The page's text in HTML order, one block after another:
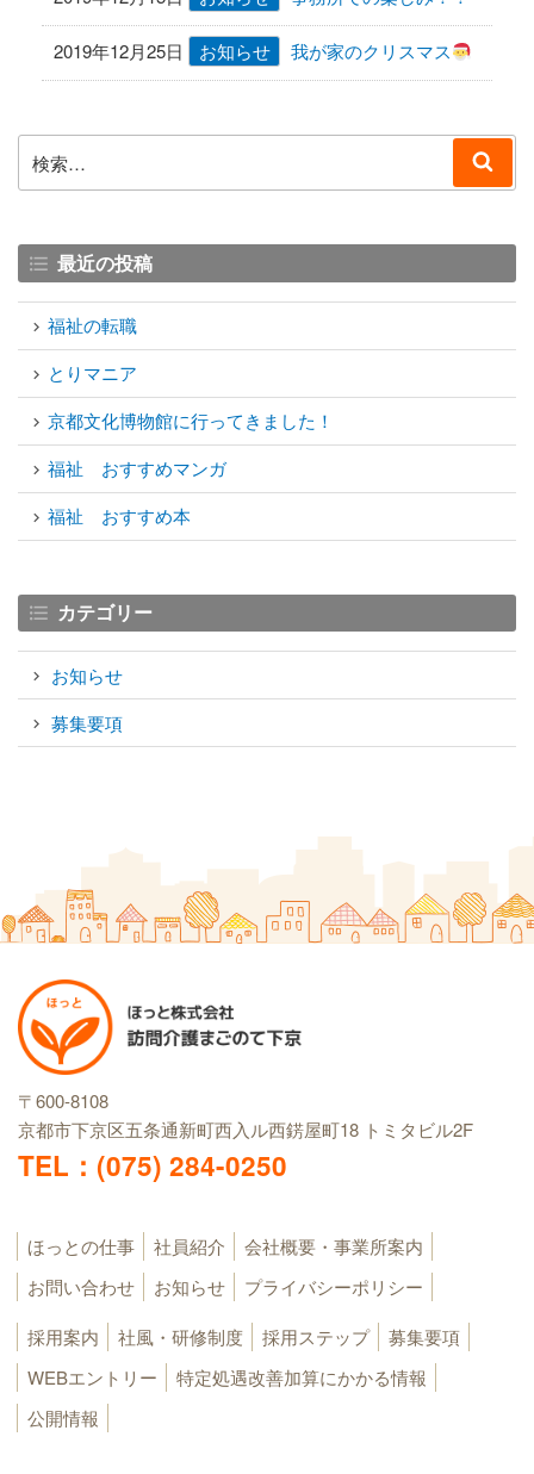
2019年12月25日 お知らせ 我が家のクリスマス
索:
索
最近の投稿
福祉の転職
とりマニア
京都文化博物館に行ってきました！
福祉 おすすめマンガ
福祉 おすすめ本
カテゴリー
お知らせ
募集要項
〒600-8108
京都市下京区五条通新町西入ル西錺屋町18 トミタビル2F
TEL：(075) 284-0250
ほっとの仕事 社員紹介
会社概要・事業所案内
お問い合わせ
お知らせ
プライバシーポリシー
採用案内
社風・研修制度 採用ステップ
募集要項
WEBエントリー
特定処遇改善加算にかかる情報
公開情報